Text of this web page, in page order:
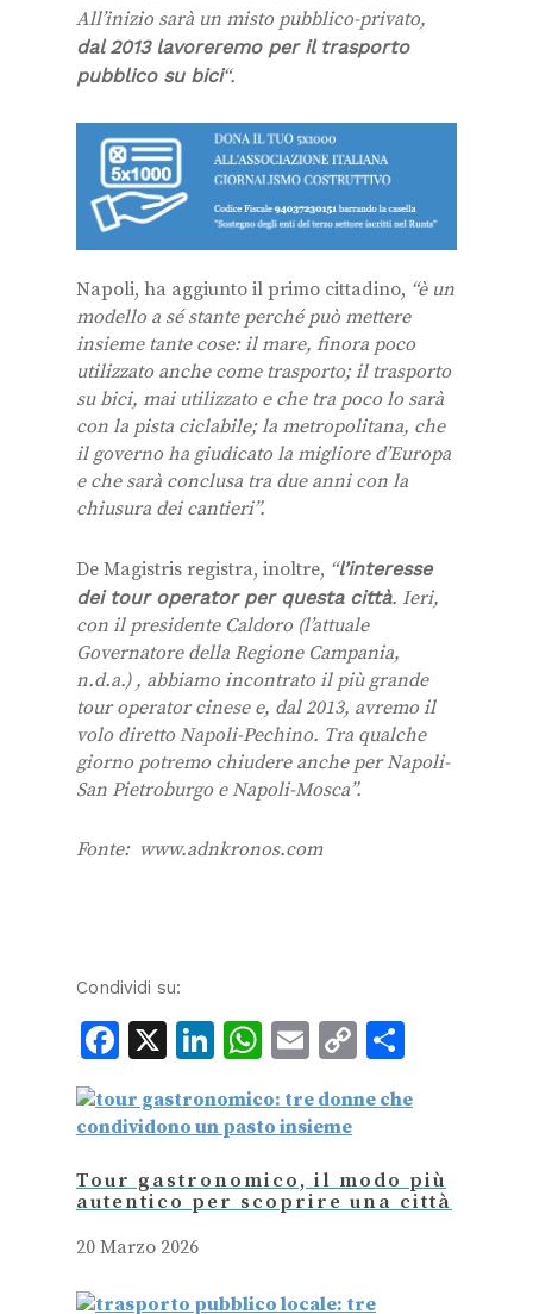
All’inizio sarà un misto pubblico-privato,
dal 2013 lavoreremo per il trasporto
pubblico su bici“.
Napoli, ha aggiunto il primo cittadino, “è un
modello a sé stante perché può mettere
insieme tante cose: il mare, finora poco
utilizzato anche come trasporto; il trasporto
su bici, mai utilizzato e che tra poco lo sarà
con la pista ciclabile; la metropolitana, che
il governo ha giudicato la migliore d’Europa
e che sarà conclusa tra due anni con la
chiusura dei cantieri”.
De Magistris registra, inoltre, “l’interesse
dei tour operator per questa città. Ieri,
con il presidente Caldoro (l’attuale
Governatore della Regione Campania,
n.d.a.) , abbiamo incontrato il più grande
tour operator cinese e, dal 2013, avremo il
volo diretto Napoli-Pechino. Tra qualche
giorno potremo chiudere anche per Napoli-
San Pietroburgo e Napoli-Mosca”.
Fonte: www.adnkronos.com
Condividi su:
Facebook
X LinkedIn
WhatsApp
Email
Copy
Tour gastronomico, il modo più
autentico per scoprire una città
20 Marzo 2026